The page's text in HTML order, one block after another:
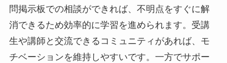
問掲示板での相談ができれば、不明点をすぐに解
消できるため効率的に学習を進められます。受講
生や講師と交流できるコミュニティがあれば、モ
チベーションを維持しやすいです。一方でサポー